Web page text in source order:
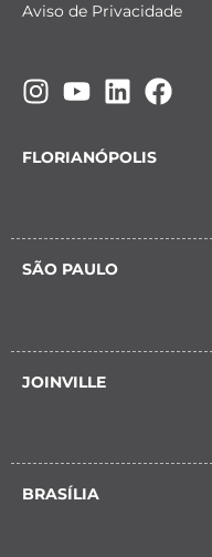
Aviso de Privacidade
FLORIANÓPOLIS
SÃO PAULO
JOINVILLE
BRASÍLIA